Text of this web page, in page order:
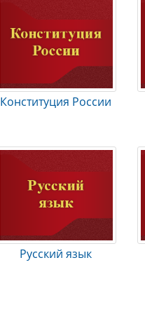
Конституция России
Русский язык